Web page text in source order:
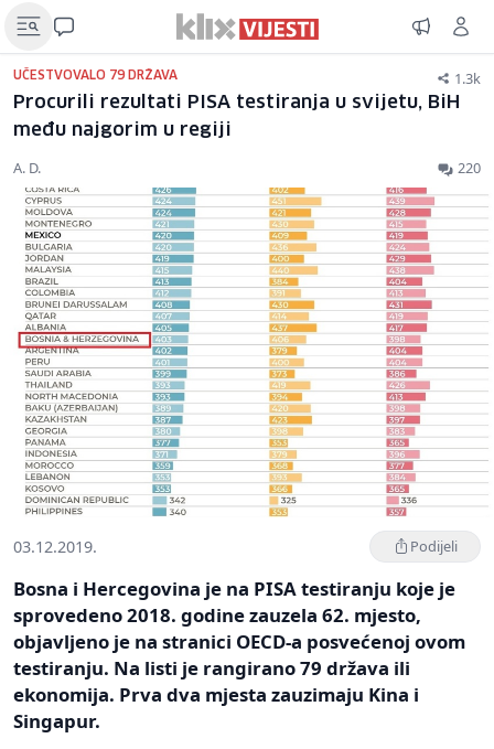
UČESTVOVALO 79 DRŽAVA 1.3k
Procurili rezultati PISA testiranja u svijetu, BiH
među najgorim u regiji
A. D. 220
03.12.2019. Podijeli
Bosna i Hercegovina je na PISA testiranju koje je
sprovedeno 2018. godine zauzela 62. mjesto,
objavljeno je na stranici OECD-a posvećenoj ovom
testiranju. Na listi je rangirano 79 država ili
ekonomija. Prva dva mjesta zauzimaju Kina i
Singapur.